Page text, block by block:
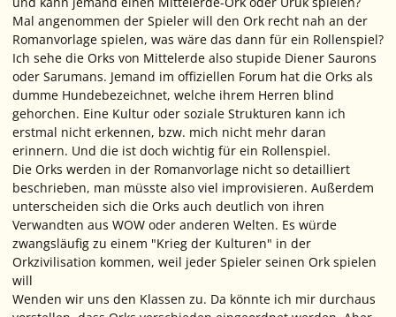
Mal angenommen der Spieler will den Ork recht nah an der
Romanvorlage spielen, was wäre das dann für ein Rollenspiel?
Ich sehe die Orks von Mittelerde also stupide Diener Saurons
oder Sarumans. Jemand im offiziellen Forum hat die Orks als
dumme Hundebezeichnet, welche ihrem Herren blind
gehorchen. Eine Kultur oder soziale Strukturen kann ich
erstmal nicht erkennen, bzw. mich nicht mehr daran
erinnern. Und die ist doch wichtig für ein Rollenspiel.
Die Orks werden in der Romanvorlage nicht so detailliert
beschrieben, man müsste also viel improvisieren. Außerdem
unterscheiden sich die Orks auch deutlich von ihren
Verwandten aus WOW oder anderen Welten. Es würde
zwangsläufig zu einem "Krieg der Kulturen" in der
Orkzivilisation kommen, weil jeder Spieler seinen Ork spielen
will
Wenden wir uns den Klassen zu. Da könnte ich mir durchaus